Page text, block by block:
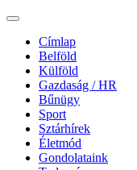
Címlap
Belföld
Külföld
Gazdaság / HR
Bűnügy
Sport
Sztárhírek
Életmód
Gondolataink